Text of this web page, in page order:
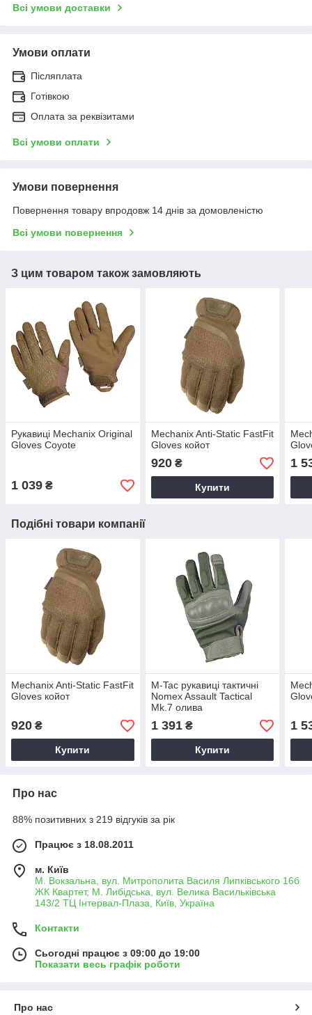
Всі умови доставки
Умови оплати
Післяплата
Готівкою
Оплата за реквізитами
Всі умови оплати
Умови повернення
Повернення товару впродовж 14 днів за домовленістю
Всі умови повернення
З цим товаром також замовляють
Рукавиці Mechanix Original
Gloves Coyote
1 039 ₴
Mechanix Anti-Static FastFit
Gloves койот
920₴
Купити
1
Подібні товари компанії
Mechanix Anti-Static FastFit
Gloves койот
920 ₴
Купити
M-Tac рукавиці тактичні
Nomex Assault Tactical
Mk.7 олива
1 391₴
Купити
1
Про нас
88% позитивних з 219 відгуків за рік
Працює з 18.08.2011
м. Київ
М. Вокзальна, вул. Митрополита Василя Липківського 16б
ЖК Квартет, М. Либідська, вул. Велика Васильківська
143/2 ТЦ Інтервал-Плаза, Київ, Україна
Контакти
Сьогодні працює з 09:00 до 19:00
Показати весь графік роботи
Про нас